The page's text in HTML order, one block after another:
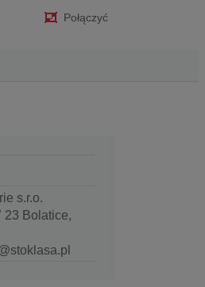
Połączyć
s.r.o.
23 Bolatice,